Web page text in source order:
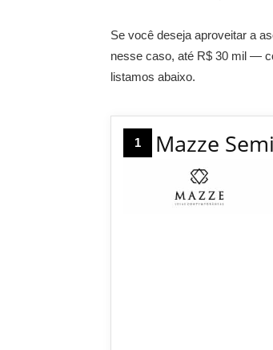
Se você deseja aproveitar a
nesse caso, até R$ 30 mil —
listamos abaixo.
1 Mazze